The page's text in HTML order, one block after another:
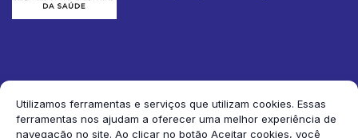
Utilizamos ferramentas e serviços que utilizam cookies. Essas
ferramentas nos ajudam a oferecer uma melhor experiência de
navegação no site. Ao clicar no botão Aceitar cookies, você
2026 Jornal de Corupá. Todos os direitos reservados.